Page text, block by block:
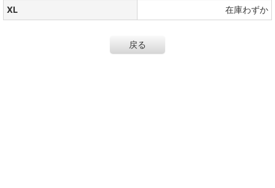
XL
在庫わずか
戻る